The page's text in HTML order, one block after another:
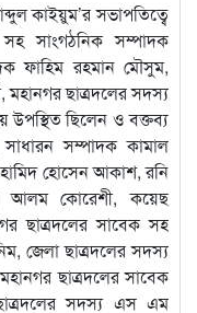
কাইয়ুম’র সভাপতিত্বে
সাংগঠনিক সম্পাদক
ফাহিম রহমান মৌসুম,
ছাত্রদলের সদস্য
উপস্থিত ছিলেন ও বক্তব্য
সম্পাদক কামাল
হোসেন আকাশ, রনি
কোরেশী, কয়েছ
ছাত্রদলের সাবেক সহ
জেলা ছাত্রদলের সদস্য
ছাত্রদলের সাবেক
সদস্য এস এম